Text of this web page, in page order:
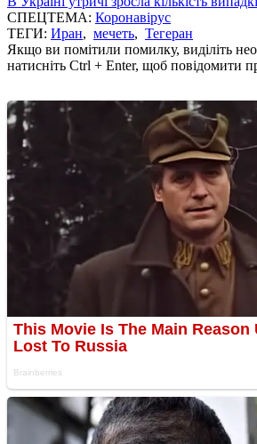
СПЕЦТЕМА: Коронавірус
ТЕГИ: Иран, мечеть, Тегеран
Якщо ви помітили помилку, виділіть
натисніть Ctrl + Enter, щоб повідомити